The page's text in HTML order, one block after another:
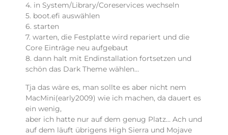
4. in System/Library/Coreservices wechseln
5. boot.efi auswählen
6. starten
7. warten, die Festplatte wird repariert und die
Core Einträge neu aufgebaut
8. dann halt mit Endinstallation fortsetzen und
schön das Dark Theme wählen…
Tja das wäre es, man sollte es aber nicht nem
MacMini(early2009) wie ich machen, da dauert es
ein wenig,
aber ich hatte nur auf dem genug Platz… Ach und
auf dem läuft übrigens High Sierra und Mojave